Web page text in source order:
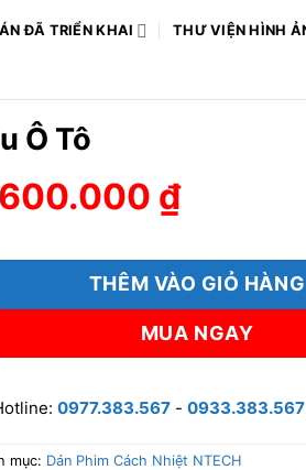
ĐÃ TRIỂN KHAI THƯ VIỆN HÌNH
Ô Tô
₫
THÊM VÀO GIỎ HÀNG
MUA NGAY
0977.383.567 - 0933.383.567
mục: Dán Phim Cách Nhiệt NTECH